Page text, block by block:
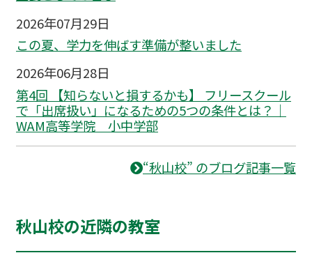
2026年07月29日
この夏、学力を伸ばす準備が整いました
2026年06月28日
第4回 【知らないと損するかも】 フリースクール
で「出席扱い」になるための5つの条件とは？｜
WAM高等学院 小中学部
“秋山校” のブログ記事一覧
秋山校の近隣の教室